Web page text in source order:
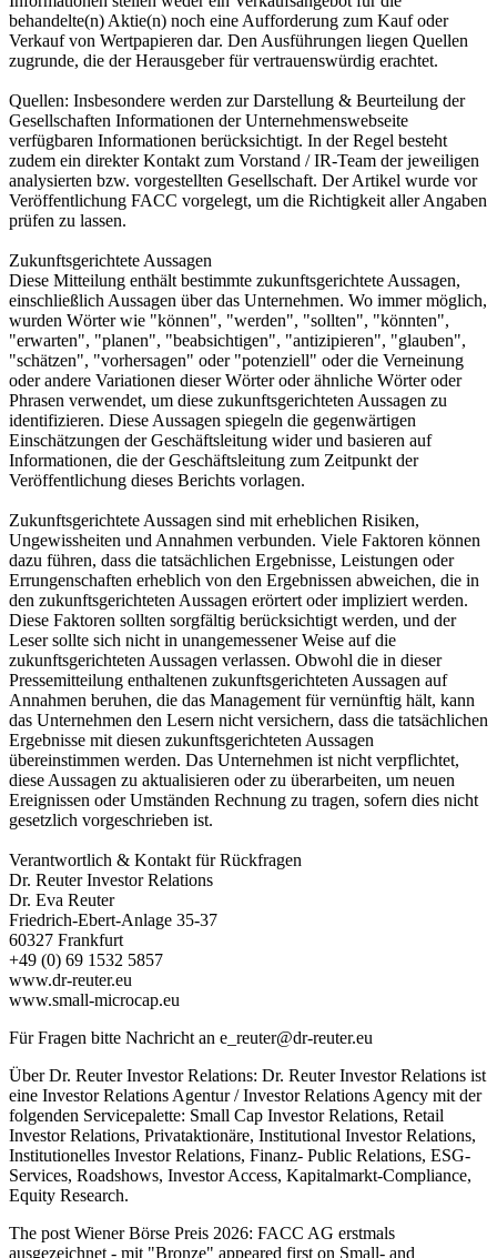
behandelte(n) Aktie(n) noch eine Aufforderung zum Kauf oder
Verkauf von Wertpapieren dar. Den Ausführungen liegen Quellen
zugrunde, die der Herausgeber für vertrauenswürdig erachtet.
Quellen: Insbesondere werden zur Darstellung & Beurteilung der
Gesellschaften Informationen der Unternehmenswebseite
verfügbaren Informationen berücksichtigt. In der Regel besteht
zudem ein direkter Kontakt zum Vorstand / IR-Team der jeweiligen
analysierten bzw. vorgestellten Gesellschaft. Der Artikel wurde vor
Veröffentlichung FACC vorgelegt, um die Richtigkeit aller Angaben
prüfen zu lassen.
Zukunftsgerichtete Aussagen
Diese Mitteilung enthält bestimmte zukunftsgerichtete Aussagen,
einschließlich Aussagen über das Unternehmen. Wo immer möglich,
wurden Wörter wie "können", "werden", "sollten", "könnten",
"erwarten", "planen", "beabsichtigen", "antizipieren", "glauben",
"schätzen", "vorhersagen" oder "potenziell" oder die Verneinung
oder andere Variationen dieser Wörter oder ähnliche Wörter oder
Phrasen verwendet, um diese zukunftsgerichteten Aussagen zu
identifizieren. Diese Aussagen spiegeln die gegenwärtigen
Einschätzungen der Geschäftsleitung wider und basieren auf
Informationen, die der Geschäftsleitung zum Zeitpunkt der
Veröffentlichung dieses Berichts vorlagen.
Zukunftsgerichtete Aussagen sind mit erheblichen Risiken,
Ungewissheiten und Annahmen verbunden. Viele Faktoren können
dazu führen, dass die tatsächlichen Ergebnisse, Leistungen oder
Errungenschaften erheblich von den Ergebnissen abweichen, die in
den zukunftsgerichteten Aussagen erörtert oder impliziert werden.
Diese Faktoren sollten sorgfältig berücksichtigt werden, und der
Leser sollte sich nicht in unangemessener Weise auf die
zukunftsgerichteten Aussagen verlassen. Obwohl die in dieser
Pressemitteilung enthaltenen zukunftsgerichteten Aussagen auf
Annahmen beruhen, die das Management für vernünftig hält, kann
das Unternehmen den Lesern nicht versichern, dass die tatsächlichen
Ergebnisse mit diesen zukunftsgerichteten Aussagen
übereinstimmen werden. Das Unternehmen ist nicht verpflichtet,
diese Aussagen zu aktualisieren oder zu überarbeiten, um neuen
Ereignissen oder Umständen Rechnung zu tragen, sofern dies nicht
gesetzlich vorgeschrieben ist.
Verantwortlich & Kontakt für Rückfragen
Dr. Reuter Investor Relations
Dr. Eva Reuter
Friedrich-Ebert-Anlage 35-37
60327 Frankfurt
+49 (0) 69 1532 5857
www.dr-reuter.eu
www.small-microcap.eu
Für Fragen bitte Nachricht an e_reuter@dr-reuter.eu
Über Dr. Reuter Investor Relations: Dr. Reuter Investor Relations ist
eine Investor Relations Agentur / Investor Relations Agency mit der
folgenden Servicepalette: Small Cap Investor Relations, Retail
Investor Relations, Privataktionäre, Institutional Investor Relations,
Institutionelles Investor Relations, Finanz- Public Relations, ESG-
Services, Roadshows, Investor Access, Kapitalmarkt-Compliance,
Equity Research.
The post Wiener Börse Preis 2026: FACC AG erstmals
ausgezeichnet - mit "Bronze" appeared first on Small- and